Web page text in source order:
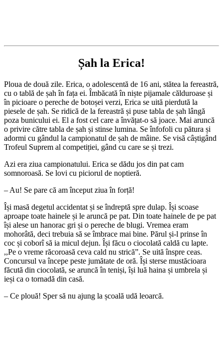
Șah la Erica!
Ploua de două zile. Erica, o adolescentă de 16 ani, stătea la fereastră,
cu o tablă de șah în fața ei. Îmbăcată în niște pijamale călduroase și
în picioare o pereche de botoșei verzi, Erica se uită pierdută la
piesele de șah. Se ridică de la fereastră și puse tabla de șah lângă
poza bunicului ei. El a fost cel care a învățat-o să joace. Mai aruncă
o privire către tabla de șah și stinse lumina. Se înfofoli cu pătura și
adormi cu gândul la campionatul de șah de mâine. Se visă câștigând
Trofeul Suprem al competiției, gând cu care se și trezi.
Azi era ziua campionatului. Erica se dădu jos din pat cam
somnoroasă. Se lovi cu piciorul de noptieră.
– Au! Se pare că am început ziua în forță!
Își masă degetul accidentat și se îndreptă spre dulap. Își scoase
aproape toate hainele și le aruncă pe pat. Din toate hainele de pe pat
își alese un hanorac gri și o pereche de blugi. Vremea eram
mohorâtă, deci trebuia să se îmbrace mai bine. Părul și-l prinse în
coc și coborî să ia micul dejun. Își făcu o ciocolată caldă cu lapte.
,,Pe o vreme răcoroasă ceva cald nu strică”. Se uită înspre ceas.
Concursul va începe peste jumătate de oră. Își sterse mustăcioara
făcută din ciocolată, se aruncă în teniși, își luă haina și umbrela și
ieși ca o tornadă din casă.
– Ce plouă! Sper să nu ajung la școală udă leoarcă.